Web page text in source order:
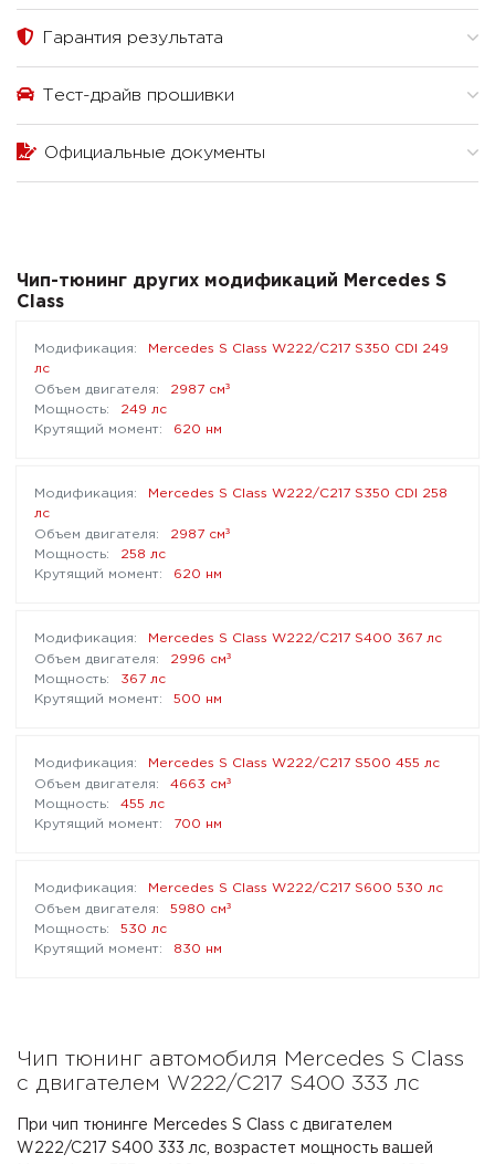
Гарантия результата
Тест-драйв прошивки
Официальные документы
Чип-тюнинг других модификаций Mercedes S
Class
Mercedes S Class W222/C217 S350 CDI 249
лс
2987 см³
249 лс
620 нм
Mercedes S Class W222/C217 S350 CDI 258
лс
2987 см³
258 лс
620 нм
Mercedes S Class W222/C217 S400 367 лс
2996 см³
367 лс
500 нм
Mercedes S Class W222/C217 S500 455 лс
4663 см³
455 лс
700 нм
Mercedes S Class W222/C217 S600 530 лс
5980 см³
530 лс
830 нм
Чип тюнинг автомобиля Mercedes S Class
с двигателем W222/C217 S400 333 лс
При чип тюнинге Mercedes S Class с двигателем
W222/C217 S400 333 лс, возрастет мощность вашей